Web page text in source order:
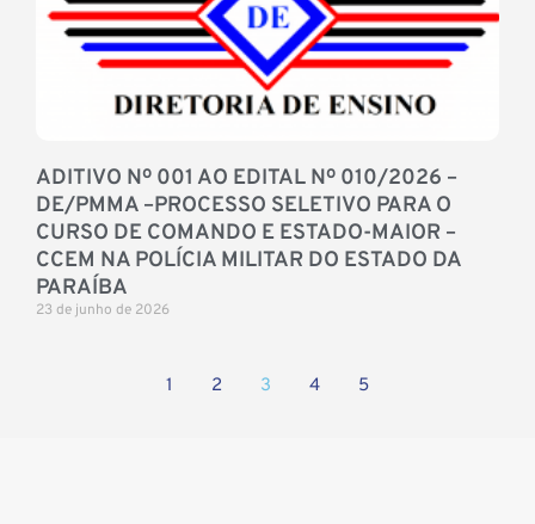
ADITIVO Nº 001 AO EDITAL Nº 010/2026 –
DE/PMMA –PROCESSO SELETIVO PARA O
CURSO DE COMANDO E ESTADO-MAIOR –
CCEM NA POLÍCIA MILITAR DO ESTADO DA
PARAÍBA
23 de junho de 2026
1 2 3 4 5